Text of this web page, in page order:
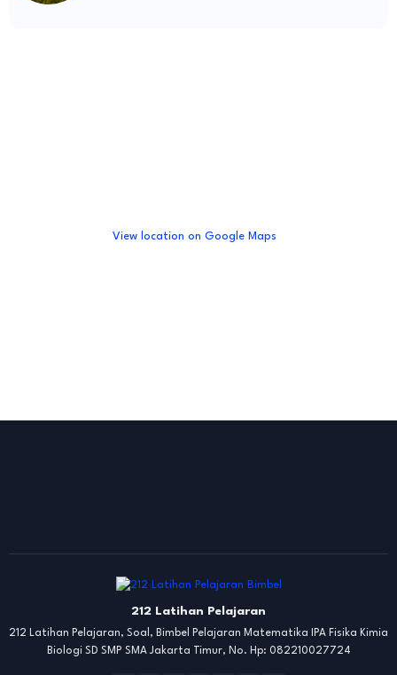
View location on Google Maps
212 Latihan Pelajaran
212 Latihan Pelajaran, Soal, Bimbel Pelajaran Matematika IPA Fisika Kimia
Biologi SD SMP SMA Jakarta Timur, No. Hp: 082210027724